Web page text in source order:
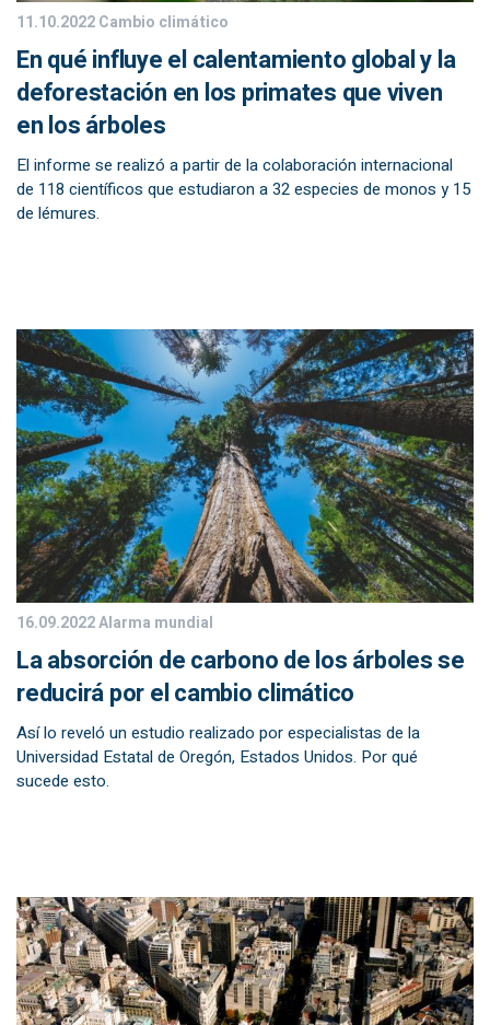
11.10.2022Cambio climático
En qué influye el calentamiento global y la
deforestación en los primates que viven
en los árboles
El informe se realizó a partir de la colaboración internacional
de 118 científicos que estudiaron a 32 especies de monos y 15
de lémures.
16.09.2022Alarma mundial
La absorción de carbono de los árboles se
reducirá por el cambio climático
Así lo reveló un estudio realizado por especialistas de la
Universidad Estatal de Oregón, Estados Unidos. Por qué
sucede esto.